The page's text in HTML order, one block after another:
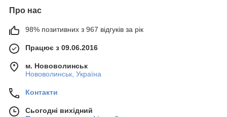
Про нас
98% позитивних з 967 відгуків за рік
Працює з 09.06.2016
м. Нововолинськ
Нововолинськ, Україна
Контакти
Сьогодні вихідний